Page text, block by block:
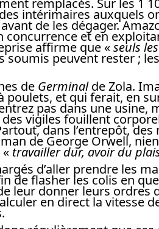
remplacés. Sur les 1
intérimaires auxquels
de les dégager.
et en
affirme que «seuls
soumis peuvent rester ;
de Germinalde Zola.
et qui ferait, en
pas dans une usine,
vigiles fouillent
dans l’entrepôt, des
de George Orwell,
travailler dur, avoir du
d’aller prendre les
de flasher les colis en
leur donner leurs ordres
en direct la vitesse